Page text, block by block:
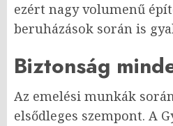
ezért nagy volumenű
beruházások során is
Biztonság
Az emelési munkák
elsődleges szempont. A